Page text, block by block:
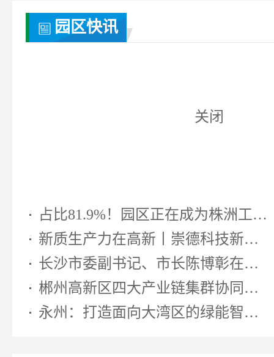
园区快讯
占比81.9%！园区正在成为株洲工业...
新质生产力在高新丨崇德科技新型...
长沙市委副书记、市长陈博彰在湖南...
郴州高新区四大产业链集群协同发...
永州：打造面向大湾区的绿能智算先...